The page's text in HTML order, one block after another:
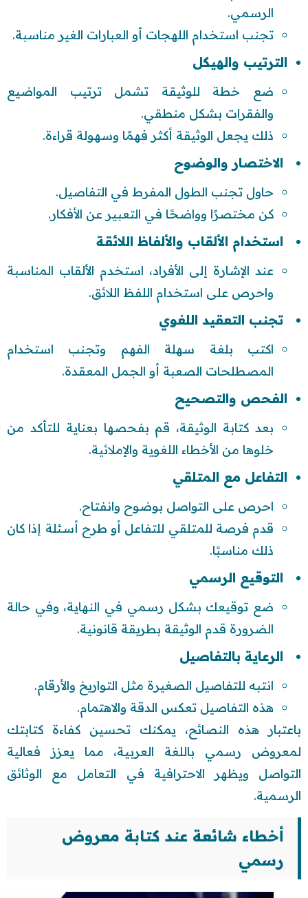
الرسمي.
تجنب استخدام اللهجات أو العبارات الغير مناسبة.
الترتيب والهيكل
ضع خطة للوثيقة تشمل ترتيب المواضيع
والفقرات بشكل منطقي.
ذلك يجعل الوثيقة أكثر فهمًا وسهولة قراءة.
الاختصار والوضوح
حاول تجنب الطول المفرط في التفاصيل.
كن مختصرًا وواضحًا في التعبير عن الأفكار.
استخدام الألقاب والألفاظ اللائقة
عند الإشارة إلى الأفراد، استخدم الألقاب المناسبة
واحرص على استخدام اللفظ اللائق.
تجنب التعقيد اللغوي
اكتب بلغة سهلة الفهم وتجنب استخدام
المصطلحات الصعبة أو الجمل المعقدة.
الفحص والتصحيح
بعد كتابة الوثيقة، قم بفحصها بعناية للتأكد من
خلوها من الأخطاء اللغوية والإملائية.
التفاعل مع المتلقي
احرص على التواصل بوضوح وانفتاح.
قدم فرصة للمتلقي للتفاعل أو طرح أسئلة إذا كان
ذلك مناسبًا.
التوقيع الرسمي
ضع توقيعك بشكل رسمي في النهاية، وفي حالة
الضرورة قدم الوثيقة بطريقة قانونية.
الرعاية بالتفاصيل
انتبه للتفاصيل الصغيرة مثل التواريخ والأرقام.
هذه التفاصيل تعكس الدقة والاهتمام.
باعتبار هذه النصائح، يمكنك تحسين كفاءة كتابتك
لمعروض رسمي باللغة العربية، مما يعزز فعالية
التواصل ويظهر الاحترافية في التعامل مع الوثائق
الرسمية.
أخطاء شائعة عند كتابة معروض
رسمي